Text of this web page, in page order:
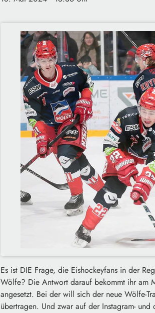
Es ist DIE Frage, die Eishockeyfans in der
Wölfe? Die Antwort darauf bekommt ihr am
angesetzt. Bei der will sich der neue Wölfe-
übertragen. Und zwar auf der Instagram-